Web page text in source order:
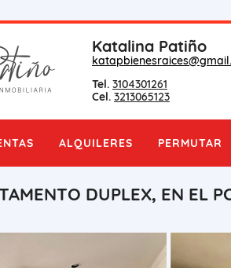
Katalina Patiño
Tel. 3104301261
Cel. 3213065123
ALQUILERES PERMUTAR
DUPLEX, EN EL